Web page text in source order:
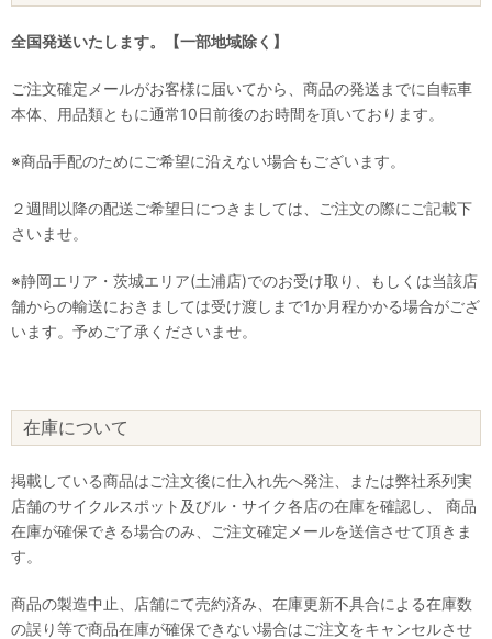
全国発送いたします。【一部地域除く】
ご注文確定メールがお客様に届いてから、商品の発送までに自転車
本体、用品類ともに通常10日前後のお時間を頂いております。
※商品手配のためにご希望に沿えない場合もございます。
２週間以降の配送ご希望日につきましては、ご注文の際にご記載下
さいませ。
※静岡エリア・茨城エリア(土浦店)でのお受け取り、もしくは当該店
舗からの輸送におきましては受け渡しまで1か月程かかる場合がござ
います。予めご了承くださいませ。
在庫について
掲載している商品はご注文後に仕入れ先へ発注、または弊社系列実
店舗のサイクルスポット及びル・サイク各店の在庫を確認し、 商品
在庫が確保できる場合のみ、ご注文確定メールを送信させて頂きま
す。
商品の製造中止、店舗にて売約済み、在庫更新不具合による在庫数
の誤り等で商品在庫が確保できない場合はご注文をキャンセルさせ